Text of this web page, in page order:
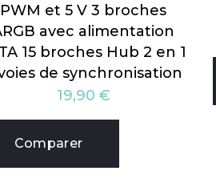
PWM et 5 V 3 broches
avec alimentation
15 broches Hub 2 en 1
de synchronisation
19,90 €
Comparer